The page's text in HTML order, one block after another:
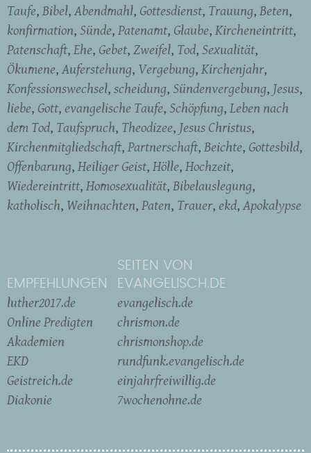
Taufe Bibel Abendmahl Gottesdienst Trauung Beten
konfirmation Sünde Patenamt Glaube Kircheneintritt
Patenschaft Ehe Gebet Zweifel Tod Sexualität
Ökumene Auferstehung Vergebung Kirchenjahr
Konfessionswechsel scheidung Sündenvergebung Jesus
liebe Gott evangelische Taufe Schöpfung Leben nach
dem Tod Taufspruch Theodizee Jesus Christus
Kirchenmitgliedschaft Partnerschaft Beichte Gottesbild
Offenbarung Heiliger Geist Hölle Hochzeit
Wiedereintritt Homosexualität Bibelauslegung
katholisch Weihnachten Paten Trauer ekd Apokalypse
EMPFEHLUNGEN
luther2017.de
Online Predigten
Akademien
EKD
Geistreich.de
Diakonie
SEITEN VON
EVANGELISCH.DE
evangelisch.de
chrismon.de
chrismonshop.de
rundfunk.evangelisch.de
einjahrfreiwillig.de
7wochenohne.de